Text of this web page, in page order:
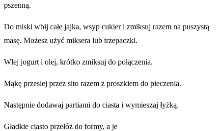
pszenną.
Do miski wbij całe jajka, wsyp cukier i zmiksuj razem na puszystą
masę. Możesz użyć miksera lub trzepaczki.
Wlej jogurt i olej, krótko zmiksuj do połączenia.
Mąkę przesiej przez sito razem z proszkiem do pieczenia.
Następnie dodawaj partiami do ciasta i wymieszaj łyżką.
Gładkie ciasto przełóż do formy, a je